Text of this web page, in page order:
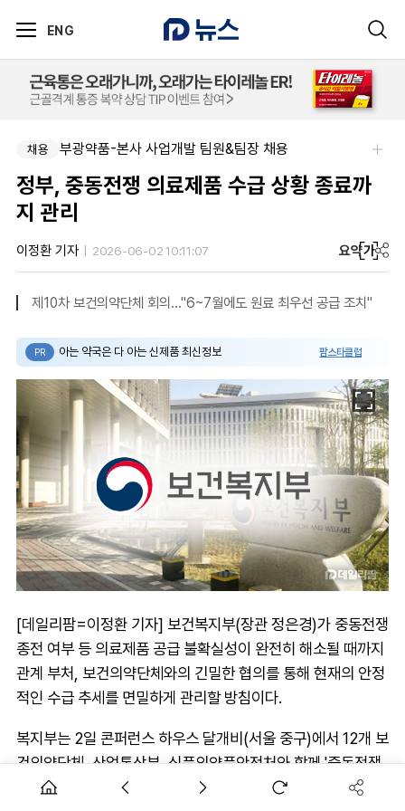
ENG
채용 부광약품-본사 사업개발 팀원&팀장 채용
정부, 중동전쟁 의료제품 수급 상황 종료까
지 관리
이정환 기자 2026-06-02 10:11:07 요약가
제10차 보건의약단체 회의…"6~7월에도 원료 최우선 공급 조치"
PR 아는 약국은 다 아는 신제품 최신정보 팜스타클럽
[데일리팜=이정환 기자] 보건복지부(장관 정은경)가 중동전쟁
종전 여부 등 의료제품 공급 불확실성이 완전히 해소될 때까지
관계 부처, 보건의약단체와의 긴밀한 협의를 통해 현재의 안정
적인 수급 추세를 면밀하게 관리할 방침이다.
복지부는 2일 콘퍼런스 하우스 달개비(서울 중구)에서 12개 보
건의약단체, 산업통상부, 식품의약품안전처와 함께 '중동전쟁
대응 제10차 보건의약단체 회의'를 열고, 주사기 등 의료제품